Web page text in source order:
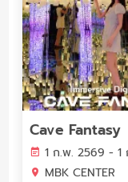
Cave Fantasy
1 ก.พ. 2569 - 1
MBK CENTER